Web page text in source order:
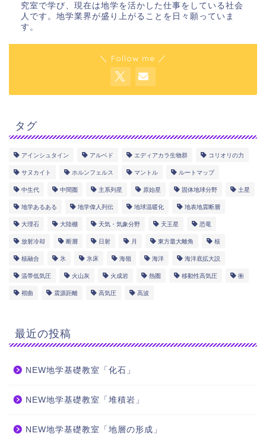
究室で学び、現在は地学を活かした仕事をしている社会
人です。地学業界が盛り上がることを日々願っていま
す。
＼ Follow me ／
タグ
アインシュタイン アルベド エディアカラ生物群 コリオリの力
サヌカイト ホルンフェルス マントル ルートマップ
中生代 中間圏 主系列星 原始星 固体地球分野 土星
地学あるある 地学偉人列伝 地球温暖化 地表地震断層
大理石 大陸棚 天気・気象分野 天王星 恐竜
放射冷却 断層 日射 月 東方最大離角 核
核融合 氷 氷床 海嶺 海洋 海洋底拡大説
温帯低気圧 火山灰 火成岩 熱圏 移動性高気圧 衝
褶曲 震源距離 高気圧 高波
最近の投稿
NEW地学基礎教室「化石」
NEW地学基礎教室「堆積岩」
NEW地学基礎教室「地層の形成」